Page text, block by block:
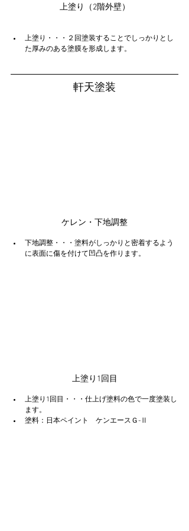
上塗り（2階外壁）
上塗り・・・２回塗装することでしっかりとし
た厚みのある塗膜を形成します。
軒天塗装
ケレン・下地調整
下地調整・・・塗料がしっかりと密着するよう
に表面に傷を付けて凹凸を作ります。
上塗り1回目
上塗り1回目・・・仕上げ塗料の色で一度塗装し
ます。
塗料：日本ペイント　ケンエースＧ-Ⅱ